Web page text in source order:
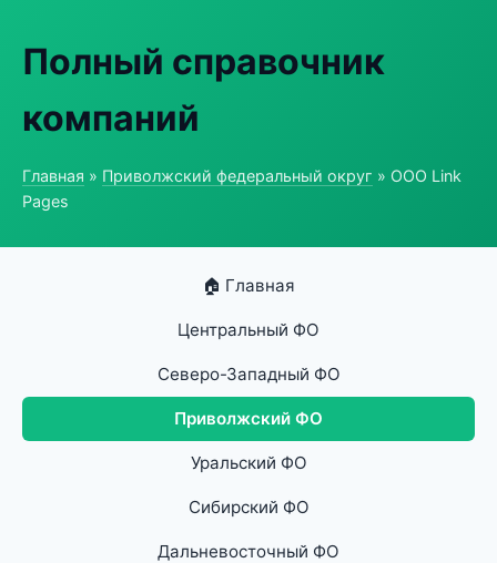
Полный справочник
компаний
Главная » Приволжский федеральный округ » ООО Link
Pages
🏠 Главная
Центральный ФО
Северо-Западный ФО
Приволжский ФО
Уральский ФО
Сибирский ФО
Дальневосточный ФО